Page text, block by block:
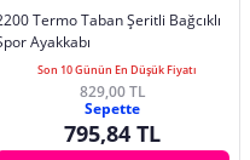
Termo Taban Şeritli Bağcıklı
Ayakkabı
Son 10 Günün En Düşük Fiyatı
829,00 TL
Sepette
795,84 TL